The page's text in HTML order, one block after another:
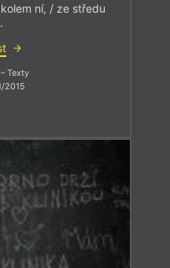
ní, / ze středu
Texty
2015